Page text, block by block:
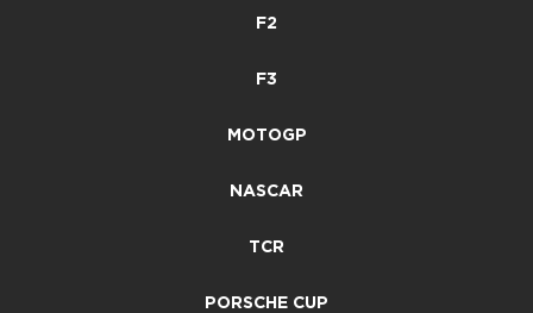
F2
F3
MOTOGP
NASCAR
TCR
PORSCHE CUP